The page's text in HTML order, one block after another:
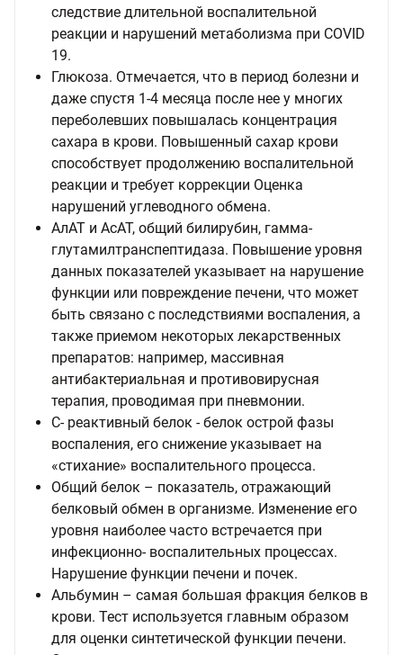
следствие длительной воспалительной
реакции и нарушений метаболизма при COVID
19.
Глюкоза. Отмечается, что в период болезни и
даже спустя 1-4 месяца после нее у многих
переболевших повышалась концентрация
сахара в крови. Повышенный сахар крови
способствует продолжению воспалительной
реакции и требует коррекции Оценка
нарушений углеводного обмена.
АлАТ и АсАТ, общий билирубин, гамма-
глутамилтранспептидаза. Повышение уровня
данных показателей указывает на нарушение
функции или повреждение печени, что может
быть связано с последствиями воспаления, а
также приемом некоторых лекарственных
препаратов: например, массивная
антибактериальная и противовирусная
терапия, проводимая при пневмонии.
С- реактивный белок - белок острой фазы
воспаления, его снижение указывает на
«стихание» воспалительного процесса.
Общий белок – показатель, отражающий
белковый обмен в организме. Изменение его
уровня наиболее часто встречается при
инфекционно- воспалительных процессах.
Нарушение функции печени и почек.
Альбумин – самая большая фракция белков в
крови. Тест используется главным образом
для оценки синтетической функции печени.